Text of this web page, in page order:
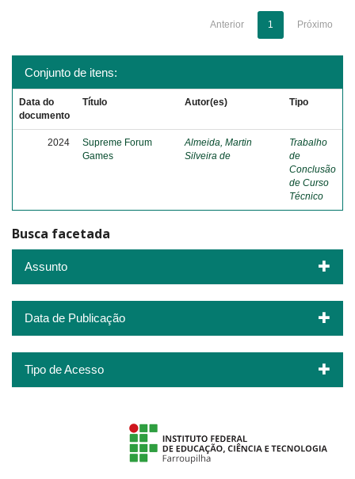
Anterior 1 Próximo
Conjunto de itens:
Data do
documento
Título Autor(es) Tipo
2024
Supreme Forum
Games
Almeida, Martin
Silveira de
Trabalho
de
Conclusão
de Curso
Técnico
Busca facetada
Assunto
Data de Publicação
Tipo de Acesso